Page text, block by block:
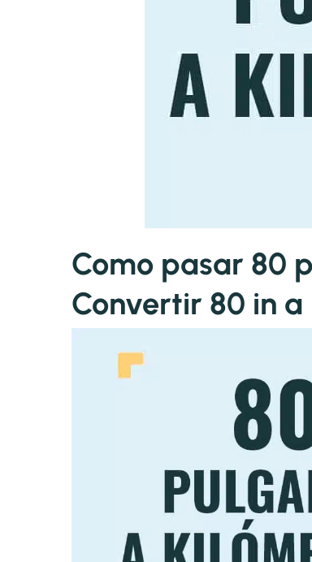
Como pasar 80
Convertir 80 in a